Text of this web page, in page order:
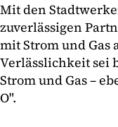
Mit den
zuverlässigen
mit Strom und Gas
Verlässlichkeit sei
Strom und Gas –
O".